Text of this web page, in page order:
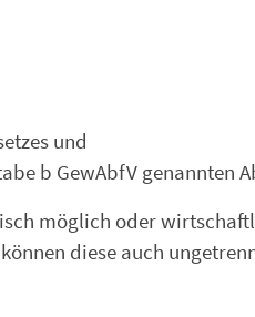
und
b GewAbfV genannten
möglich oder
diese auch